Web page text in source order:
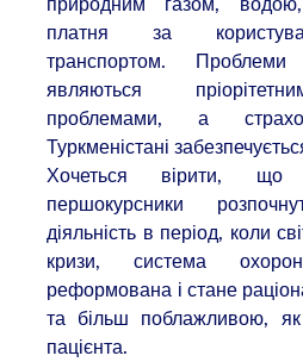
платня за
транспортом.
являються
проблемами, а
Туркменістані
Хочеться вірити, що
першокурсники
діяльність в період, коли
кризи, система
реформована і стане
та більш поблажливою,
пацієнта.